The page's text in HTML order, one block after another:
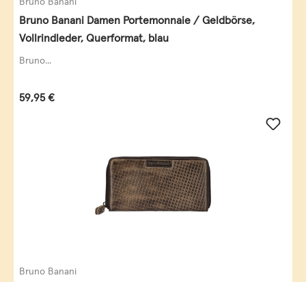
Bruno Banani Damen Portemonnaie / Geldbörse,
Vollrindleder, Querformat, blau
Bruno...
Regulärer Preis:
59,95 €
Bruno Banani